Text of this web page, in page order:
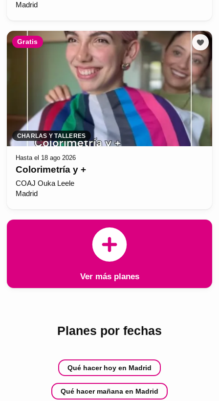
Madrid
Gratis
CHARLAS Y TALLERES
Hasta el 18 ago 2026
Colorimetría y +
COAJ Ouka Leele
Madrid
Ver más planes
Planes por fechas
Qué hacer hoy en Madrid
Qué hacer mañana en Madrid